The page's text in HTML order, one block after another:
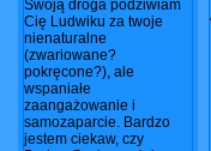
Swoją droga podziwiam
Cię Ludwiku za twoje
nienaturalne
(zwariowane?
pokręcone?), ale
wspaniałe
zaangażowanie i
samozaparcie. Bardzo
jestem ciekaw, czy